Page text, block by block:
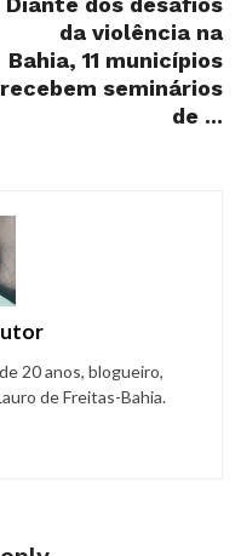
da violência na
Bahia, 11 municípios
recebem seminários
de ...
20 anos, blogueiro,
de Freitas-Bahia.